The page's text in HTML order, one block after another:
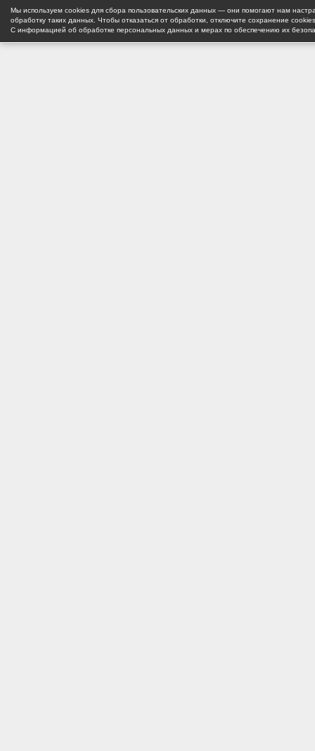
Мы используем cookies для сбора пользовательских данных — они помогают нам
обработку таких данных. Чтобы отказаться от обработки, отключите сохранение
С информацией об обработке персональных данных и мерах по обеспечению их